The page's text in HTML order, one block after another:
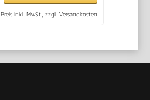
Preis inkl. MwSt., zzgl. Versandkosten